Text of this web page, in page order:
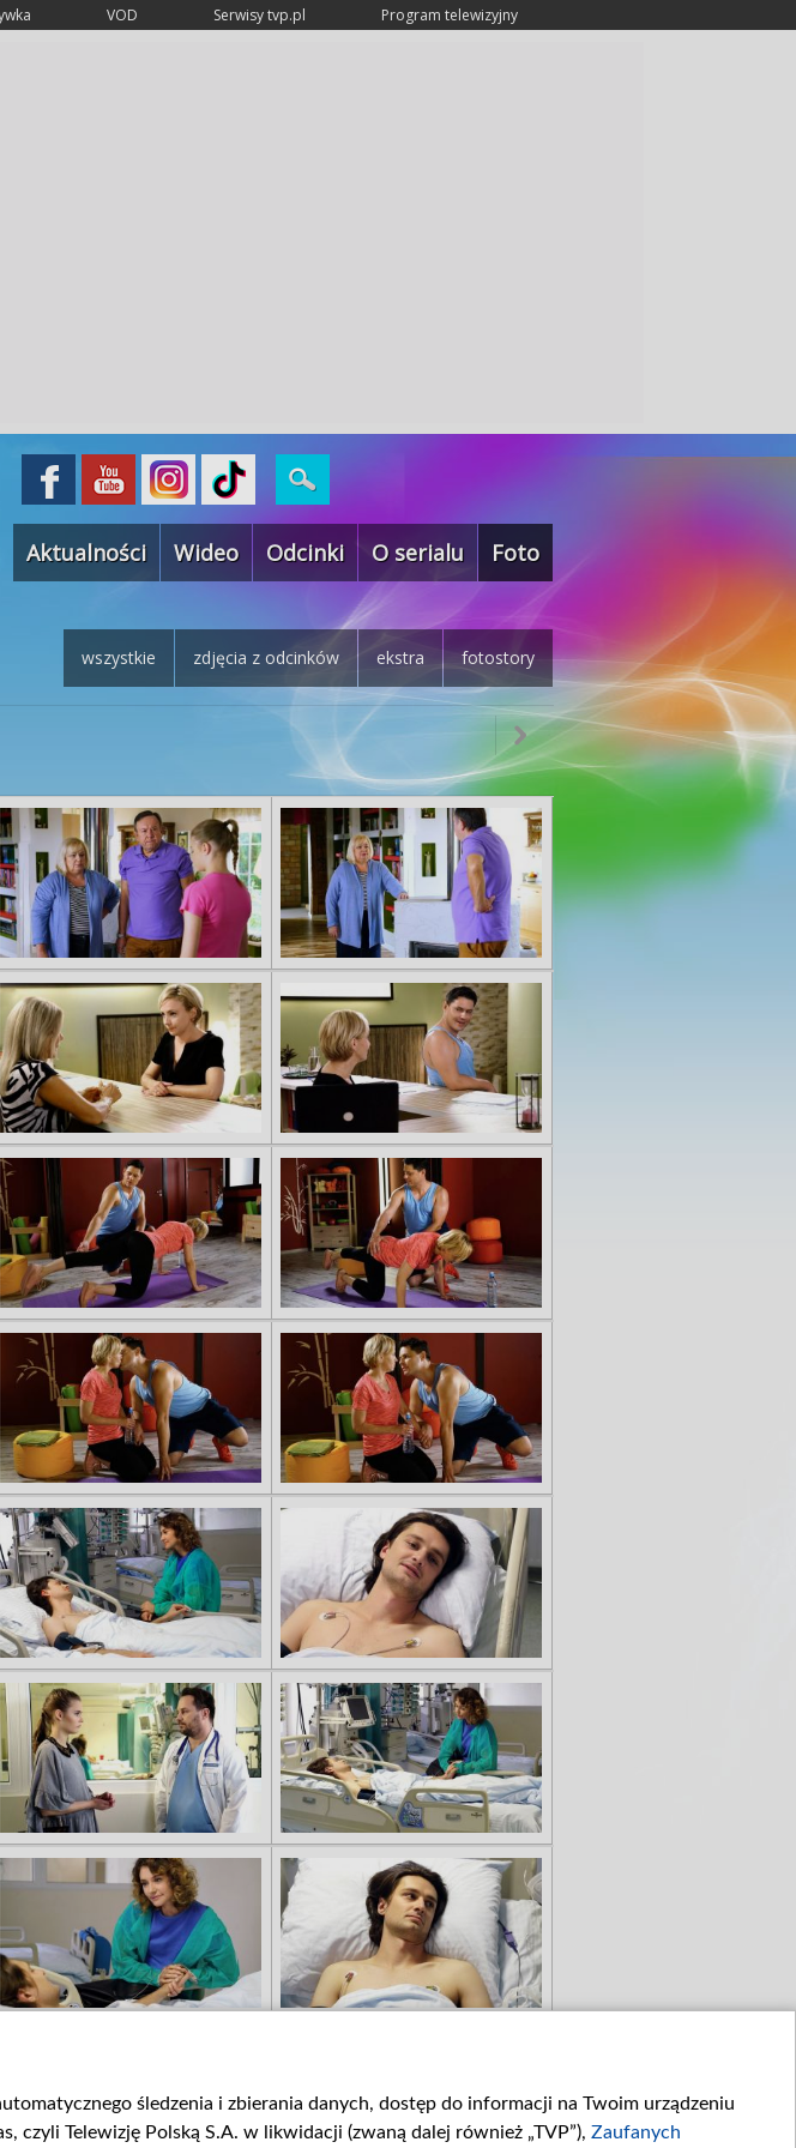
VOD Serwisy tvp.pl Program telewizyjny
Aktualności Wideo Odcinki O serialu Foto
fotostory
ekstra
zdjęcia z odcinków
wszystkie
śledzenia i zbierania danych, dostęp do informacji na Twoim urządzeniu
Telewizję Polską S.A. w likwidacji (zwaną dalej również „TVP”), Zaufanych